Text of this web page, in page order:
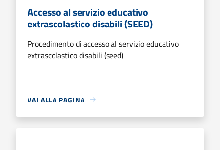
Accesso al servizio educativo
extrascolastico disabili (SEED)
Procedimento di accesso al servizio educativo
extrascolastico disabili (seed)
VAI ALLA PAGINA